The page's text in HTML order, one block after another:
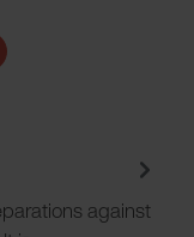
against